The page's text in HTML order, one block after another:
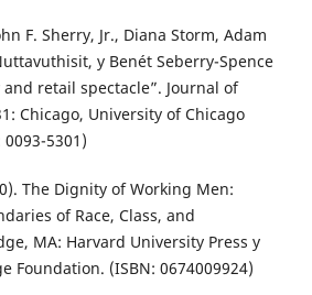
F. Sherry, Jr., Diana Storm, Adam
y Benét Seberry-Spence
and retail spectacle”. Journal of
Chicago, University of Chicago
0093-5301)
The Dignity of Working Men:
of Race, Class, and
MA: Harvard University Press y
Foundation. (ISBN: 0674009924)